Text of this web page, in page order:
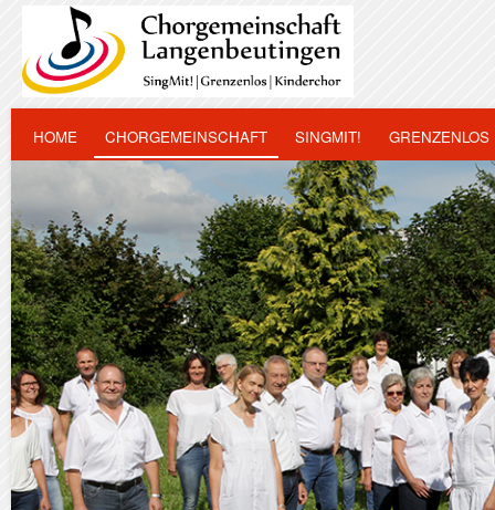
HOME CHORGEMEINSCHAFT SINGMIT! GRENZENLOS